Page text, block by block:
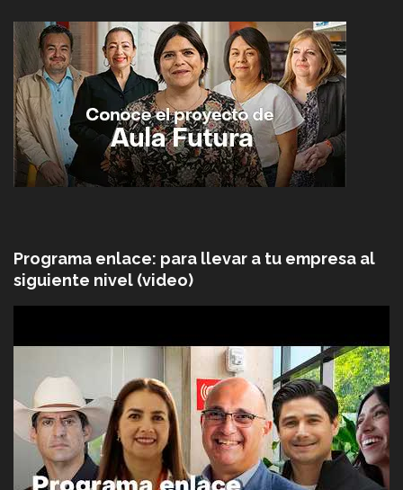
Programa enlace: para llevar a tu empresa al
siguiente nivel (video)